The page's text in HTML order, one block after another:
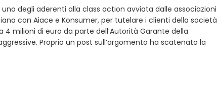
degli aderenti alla class action avviata dalle associazioni
con Aiace e Konsumer, per tutelare i clienti della società
milioni di euro da parte dell’Autorità Garante della
Proprio un post sull’argomento ha scatenato la